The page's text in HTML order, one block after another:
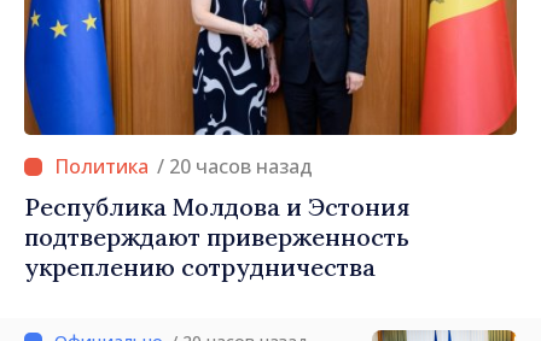
/ 20 часов назад
Республика Молдова и Эстония
подтверждают приверженность
укреплению сотрудничества